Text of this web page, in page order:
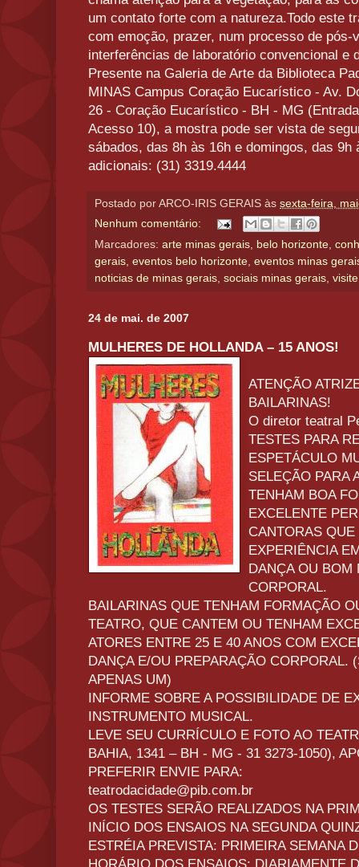
um contato forte com a natureza.Todo este
com emoção, prazer, num processo de pós-
interferências de laboratório convencional e
Presente na Galeria de Arte da Biblioteca
MINAS Campus Coração Eucarístico - Av.
26 - Coração Eucarístico - BH - MG
Acesso 10), a mostra pode ser vista de
sábados, das 8h às 16h e domingos, das 9h
adicionais: (31) 3319.4444
Postado por ARCO-IRIS GERAIS às sexta-feira,
Nenhum comentário:
Marcadores: arte minas gerais, belo horizonte,
gerais, eventos belo horizonte, eventos minas
noticias de minas gerais, sociais minas gerais,
24 de mai. de 2007
MULHERES DE HOLLANDA – 15 ANOS!
ATENÇÃO
BAILARINAS!
O diretor teatral
TESTES PARA
ESPETÁCULO
SELEÇÃO PARA
TENHAM BOA
EXCELENTE
CANTORAS
EXPERIÊNCIA
DANÇA OU BOM
CORPORAL.
BAILARINAS QUE TENHAM FORMAÇÃO
TEATRO, QUE CANTEM OU TENHAM
ATORES ENTRE 25 E 40 ANOS COM
DANÇA E/OU PREPARAÇÃO CORPORAL.
APENAS UM)
INFORME SOBRE A POSSIBILIDADE DE
INSTRUMENTO MUSICAL.
LEVE SEU CURRÍCULO E FOTO AO
BAHIA, 1341 – BH - MG - 31 3273-1050),
PREFERIR ENVIE PARA:
teatrodacidade@pib.com.br
OS TESTES SERÃO REALIZADOS NA
INÍCIO DOS ENSAIOS NA SEGUNDA
ESTRÉIA PREVISTA: PRIMEIRA SEMANA
HORÁRIO DOS ENSAIOS: DIARIAMENTE